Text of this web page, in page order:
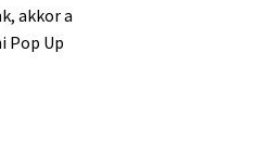
akkor a
Pop Up